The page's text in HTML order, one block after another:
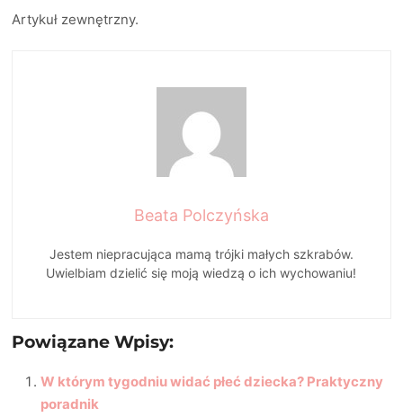
Artykuł zewnętrzny.
Beata Polczyńska
Jestem niepracująca mamą trójki małych szkrabów.
Uwielbiam dzielić się moją wiedzą o ich wychowaniu!
Powiązane Wpisy:
W którym tygodniu widać płeć dziecka? Praktyczny
poradnik